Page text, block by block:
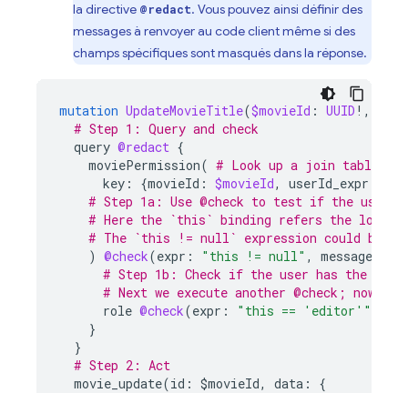
la directive @redact. Vous pouvez ainsi définir des
messages à renvoyer au code client même si des
champs spécifiques sont masqués dans la réponse.
mutation UpdateMovieTitle($movieId : UUID !,
# Step 1: Query and check
query @redact {
moviePermission( # Look up a join table
key : {movieId : $movieId, userId_expr
# Step 1a: Use @check to test if the user
# Here the `this` binding refers the
# The `this != null` expression could be
) @check(expr : "this != null" , message
# Step 1b: Check if the user has the
# Next we execute another @check;
role @check(expr : "this == 'editor'"
}
}
# Step 2: Act
movie_update(id: $movieId, data:
{